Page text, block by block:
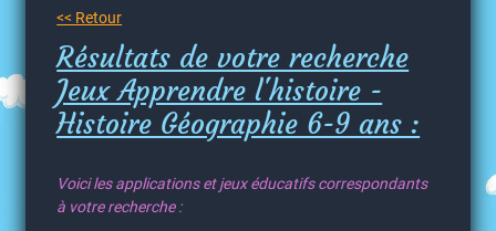
<< Retour
Résultats de votre recherche
Jeux Apprendre l'histoire -
Histoire Géographie 6-9 ans :
Voici les applications et jeux éducatifs correspondants
à votre recherche :